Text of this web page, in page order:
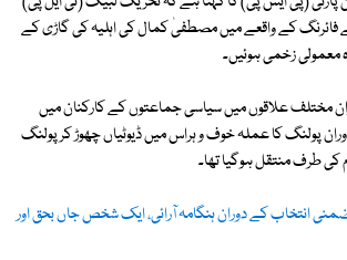
کے واقعے میں مصطفیٰ کمال کی اہلیہ کی گاڑی کے
زخمی ہوئیں۔
مختلف علاقوں میں سیاسی جماعتوں کے کارکنان میں
پولنگ کا عملہ خوف و ہراس میں ڈیوٹیاں چھوڑ کر پولنگ
طرف منتقل ہوگیا تھا۔
انتخاب کے دوران ہنگامہ آرائی، ایک شخص جاں بحق اور